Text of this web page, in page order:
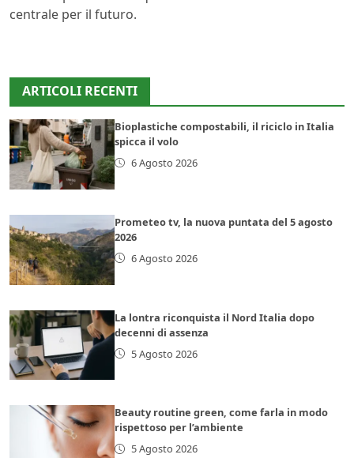
centrale per il futuro.
ARTICOLI RECENTI
Bioplastiche compostabili, il riciclo in Italia
spicca il volo
6 Agosto 2026
Prometeo tv, la nuova puntata del 5 agosto
2026
6 Agosto 2026
La lontra riconquista il Nord Italia dopo
decenni di assenza
5 Agosto 2026
Beauty routine green, come farla in modo
rispettoso per l’ambiente
5 Agosto 2026